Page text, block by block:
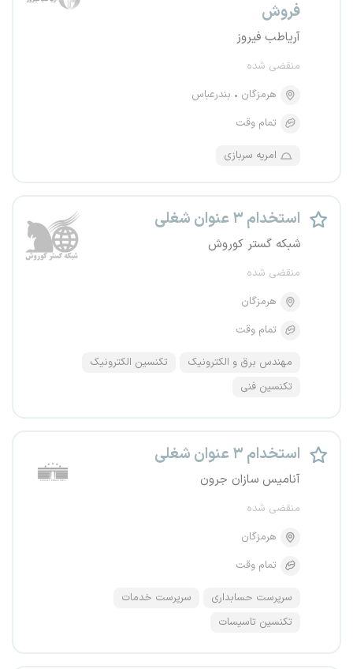
فروش
آریاطب فیروز
منقضی شده
هرمزگان
بندرعباس
تمام وقت
امریه سربازی
استخدام ۳ عنوان شغلی
شبکه گستر کوروش
منقضی شده
هرمزگان
تمام وقت
مهندس برق و الکترونیک
تکنسین الکترونیک
تکنسین فنی
استخدام ۳ عنوان شغلی
آنامیس سازان جرون
منقضی شده
هرمزگان
تمام وقت
سرپرست حسابداری
سرپرست خدمات
تکنسین تاسیسات